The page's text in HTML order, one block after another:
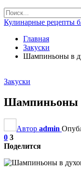
Кулинарные рецепты
Главная
Закуски
Шампиньоны в
Закуски
Шампиньоны
Автор admin
0 3
Поделится